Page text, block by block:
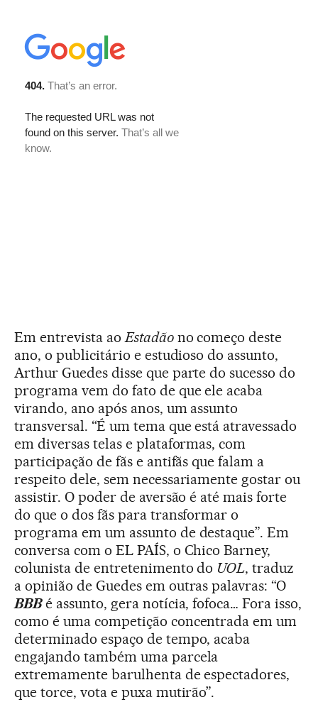
Em entrevista aoEstadãono começo deste
ano, o publicitário e estudioso do assunto,
Arthur Guedes disse que parte do sucesso do
programa vem do fato de que ele acaba
virando, ano após anos, um assunto
transversal. “É um tema que está atravessado
em diversas telas e plataformas, com
participação de fãs e antifãs que falam a
respeito dele, sem necessariamente gostar ou
assistir. O poder de aversão é até mais forte
do que o dos fãs para transformar o
programa em um assunto de destaque”. Em
conversa com o EL PAÍS, o Chico Barney,
colunista de entretenimento do UOL, traduz
a opinião de Guedes em outras palavras: “O
BBBé assunto, gera notícia, fofoca… Fora isso,
como é uma competição concentrada em um
determinado espaço de tempo, acaba
engajando também uma parcela
extremamente barulhenta de espectadores,
que torce, vota e puxa mutirão”.